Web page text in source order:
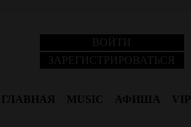
ВОЙТИ
ЗАРЕГИСТРИРОВАТЬСЯ
ГЛАВНАЯ MUSIC АФИША VIP